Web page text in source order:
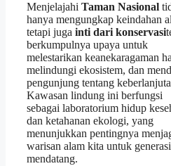
Menjelajahi Taman Nasional
hanya mengungkap keindahan
tetapi juga inti dari konservasi
berkumpulnya upaya untuk
melestarikan keanekaragaman
melindungi ekosistem, dan
pengunjung tentang
Kawasan lindung ini berfungsi
sebagai laboratorium hidup
dan ketahanan ekologi, yang
menunjukkan pentingnya
warisan alam kita untuk generasi
mendatang.